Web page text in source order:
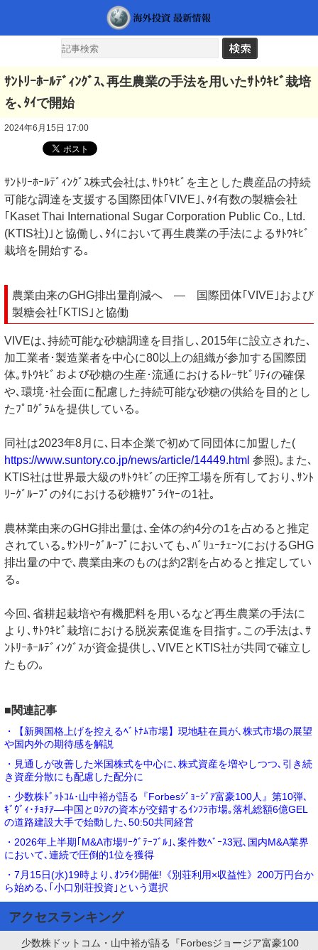
ｻﾝﾄﾘｰﾎｰﾙﾃﾞｨﾝｸﾞｽ､再生農業の手法を用いたｻﾄｳｷﾋﾞ栽培
を､ﾀｲで開始
2024年6月15日 17:00
ｻﾝﾄﾘｰﾎｰﾙﾃﾞｨﾝｸﾞｽ株式会社は､ｻﾄｳｷﾋﾞを主とした農産品の持続
可能な調達を支援する国際団体｢VIVE｣､ﾀｲ有数の製糖会社
｢Kaset Thai International Sugar Corporation Public Co., Ltd.
(KTIS社)｣と協働し､ﾀｲにおいて再生農業の手法によるｻﾄｳｷﾋﾞ
栽培を開始する｡
農業由来のGHG排出量削減へ ― 国際団体｢VIVE｣および
製糖会社｢KTIS｣と協働
VIVEは､持続可能な砂糖調達を目指し､2015年に設立された､
加工業者･製造業者を中心に80以上の組織が参加する国際団
体｡ｻﾄｳｷﾋﾞおよび砂糖の生産･流通におけるﾄﾚｰｻﾋﾞﾘﾃｨの確保
や､環境･社会面に配慮した持続可能な砂糖の供給を目的とし
たﾌﾟﾛｸﾞﾗﾑを提供している｡
同社は2023年8月に､日本企業で初めて同団体に加盟した(
https://www.suntory.co.jp/news/article/14449.html 参照)｡また､
KTIS社は世界最大級のｻﾄｳｷﾋﾞの圧搾工場を所有しており､ｻﾝﾄ
ﾘｰｸﾞﾙｰﾌﾟのﾀｲにおける砂糖ｻﾌﾟﾗｲﾔｰの1社｡
農林業由来のGHG排出量は､全体の約4分の1を占めると推定
されている｡ｻﾝﾄﾘｰｸﾞﾙｰﾌﾟにおいても､ﾊﾞﾘｭｰﾁｪｰﾝにおけるGHG
排出量の中で､農業由来のものは約2割を占めると推定してい
る｡
今回､省耕起栽培や有機肥料を用いるなど再生農業の手法に
より､ｻﾄｳｷﾋﾞ栽培における脱炭素促進を目指す｡この手法は､ｻ
ﾝﾄﾘｰﾎｰﾙﾃﾞｨﾝｸﾞｽが資金提供し､VIVEとKTIS社が共同で確立し
たもの｡
■関連記事
・【新興国格上げを控えるﾍﾞﾄﾅﾑ市場】現地駐在員が､株式市場の展望
や国内外の期待感を解説
・見通しが改善した米国株式を中心に､株式資産を増やしつつ､引き続
き資産分散にも配慮した配分に
・少数株ﾄﾞｯﾄｺﾑ･山中裕が語る『Forbesｼﾞｮｰｼﾞｱ富豪100人』第10弾､
ｷﾞｳﾞｨ･ﾁｮﾁｱ―中国とﾛｼｱの資本が交錯するｲﾝﾌﾗ市場｡落札総額6億GEL
の道路建設大手で始動した､50:50共同経営
・2026年上半期｢M&A市場ﾘｰｸﾞﾃｰﾌﾞﾙ｣､案件数ﾍﾞｰｽ3冠､国内M&A業界
において､連続で圧倒的1位を獲得
・7月15日(水)19時より､ｵﾝﾗｲﾝ開催!《別荘利用×収益性》200万円台か
ら始める､｢小口別荘投資｣という選択
アクセスランキング
少数株ドットコム・山中裕が語る『Forbesジョージア富豪100